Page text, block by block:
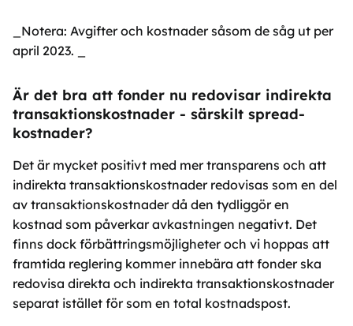
_Notera: Avgifter och kostnader såsom de såg ut per
april 2023. _
Är det bra att fonder nu redovisar indirekta
transaktionskostnader - särskilt spread-
kostnader?
Det är mycket positivt med mer transparens och att
indirekta transaktionskostnader redovisas som en del
av transaktionskostnader då den tydliggör en
kostnad som påverkar avkastningen negativt. Det
finns dock förbättringsmöjligheter och vi hoppas att
framtida reglering kommer innebära att fonder ska
redovisa direkta och indirekta transaktionskostnader
separat istället för som en total kostnadspost.